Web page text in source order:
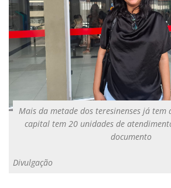
Mais da metade dos teresinenses já tem
capital tem 20 unidades de
documento
Divulgação